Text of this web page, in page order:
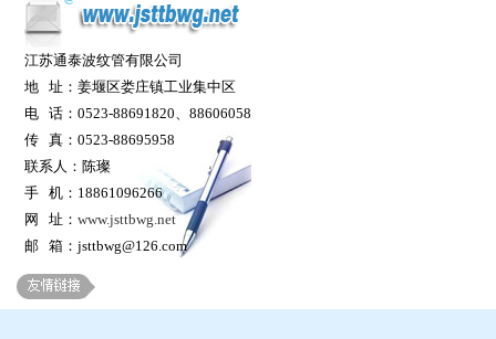
江苏通泰波纹管有限公司
地 址：姜堰区娄庄镇工业集中区
电 话：0523-88691820、88606058
传 真：0523-88695958
联系人：陈璨
手 机：18861096266
网 址： www.jsttbwg.net
邮 箱：jsttbwg@126.com